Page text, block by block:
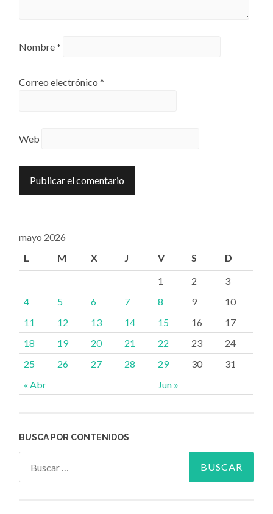
Nombre*
Correo electrónico*
Web
mayo 2026
L
M X J V S D
« Abr Jun »
1 2
3
4
5 6 7 8 9
10
11
12 13 14 15 16
17
18
19 20 21 22 23
24
25
26 27 28 29 30 31
BUSCA POR CONTENIDOS